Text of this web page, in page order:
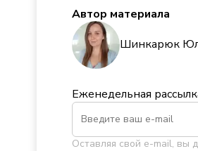
Автор материала
Шинкарюк
Еженедельная
Оставляя свой e-mail, вы